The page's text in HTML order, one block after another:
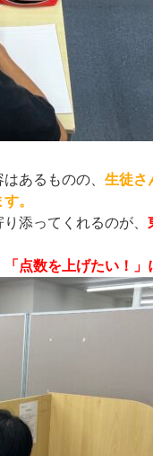
あるものの、 生徒さ
。
添ってくれるのが、
点数を上げたい！